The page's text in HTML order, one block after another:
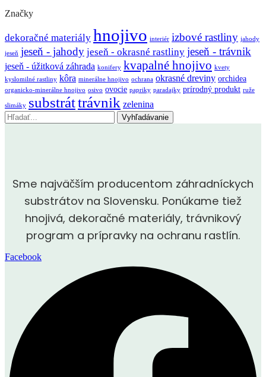
Značky
dekoračné materiály hnojivo interiér izbové rastliny jahody
jeseň jeseň - jahody jeseň - okrasné rastliny jeseň - trávnik
jeseň - úžitková záhrada konifery kvapalné hnojivo kvety
kyslomilné rastliny kôra minerálne hnojivo ochrana okrasné dreviny orchidea
organicko-minerálne hnojivo osivo ovocie papriky paradajky prírodný produkt ruže
slimáky substráttrávnik zelenina
Vyhľadávanie
Sme najväčším producentom záhradníckych
substrátov na Slovensku. Ponúkame tiež
hnojivá, dekoračné materiály, trávnikový
program a prípravky na ochranu rastlín.
Facebook